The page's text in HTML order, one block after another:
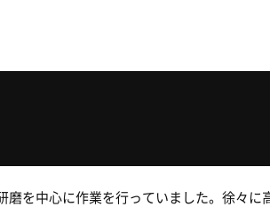
を中心に作業を行っていました。徐々